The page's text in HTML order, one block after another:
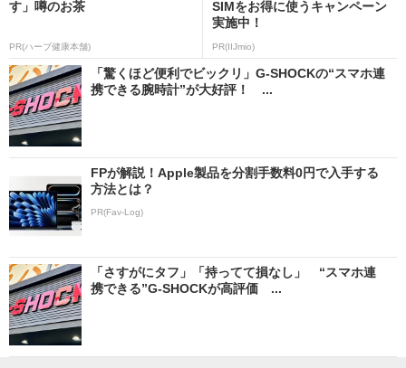
す」噂のお茶
PR(ハーブ健康本舗)
SIMをお得に使うキャンペーン
実施中！
PR(IIJmio)
「驚くほど便利でビックリ」G-SHOCKの“スマホ連
携できる腕時計”が大好評！ ...
FPが解説！Apple製品を分割手数料0円で入手する
方法とは？
PR(Fav-Log)
「さすがにタフ」「持ってて損なし」 “スマホ連
携できる”G-SHOCKが高評価 ...